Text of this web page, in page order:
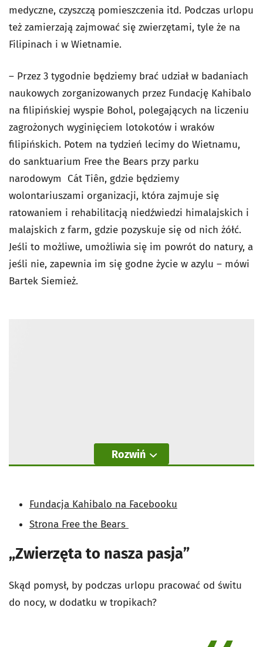
medyczne, czyszczą pomieszczenia itd. Podczas urlopu
też zamierzają zajmować się zwierzętami, tyle że na
Filipinach i w Wietnamie.
– Przez 3 tygodnie będziemy brać udział w badaniach
naukowych zorganizowanych przez Fundację Kahibalo
na filipińskiej wyspie Bohol, polegających na liczeniu
zagrożonych wyginięciem lotokotów i wraków
filipińskich. Potem na tydzień lecimy do Wietnamu,
do sanktuarium Free the Bears przy parku
narodowym Cát Tiên, gdzie będziemy
wolontariuszami organizacji, która zajmuje się
ratowaniem i rehabilitacją niedźwiedzi himalajskich i
malajskich z farm, gdzie pozyskuje się od nich żółć.
Jeśli to możliwe, umożliwia się im powrót do natury, a
jeśli nie, zapewnia im się godne życie w azylu – mówi
Bartek Siemież.
Rozwiń
Fundacja Kahibalo na Facebooku
Strona Free the Bears
„Zwierzęta to nasza pasja”
Skąd pomysł, by podczas urlopu pracować od świtu
do nocy, w dodatku w tropikach?